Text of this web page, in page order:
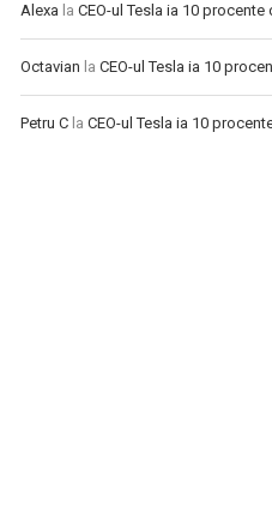
Alexa la CEO-ul Tesla ia 10 procente
Octavian la CEO-ul Tesla ia 10
Petru C la CEO-ul Tesla ia 10